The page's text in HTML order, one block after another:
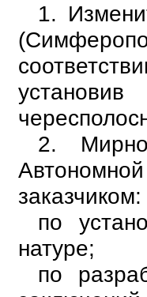
1.
2.
заказчиком:
по
натуре;
по